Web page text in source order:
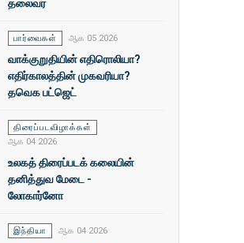
பார்வைகள் ஆக 05 2026
வாக்குறுதியின் எதிரொலியா?
எதிர்காலத்தின் முகவரியா?
தவெக பட்ஜெட்
திரைப்படவிழாக்கள்
ஆக 04 2026
உலகத் திரைப்படக் கலையின்
தனித்துவ மேடை -
லோகார்னோ
இந்தியா ஆக 04 2026